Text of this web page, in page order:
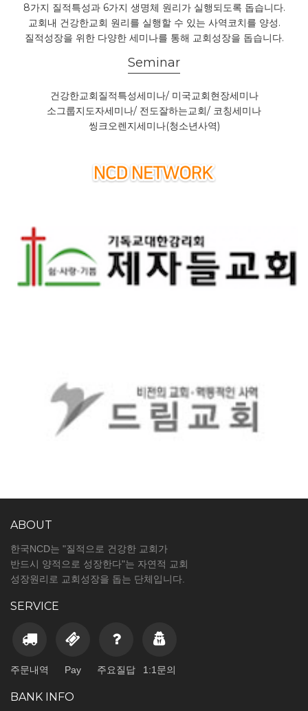
8가지 질적특성과 6가지 생명체 원리가 실행되도록 돕습니다.
교회내 건강한교회 원리를 실행할 수 있는 사역코치를 양성.
질적성장을 위한 다양한 세미나를 통해 교회성장을 돕습니다.
Seminar
건강한교회질적특성세미나/ 미국교회현장세미나
소그룹지도자세미나/ 전도잘하는교회/ 코칭세미나
씽크오렌지세미나(청소년사역)
ABOUT
한국NCD는 "질적으로 건강한 교회가
반드시 양적으로 성장한다"는 자연적 교회
성장원리로 교회성장을 돕는 단체입니다.
SERVICE
주문내역 Pay 주요질답 1:1문의
BANK INFO